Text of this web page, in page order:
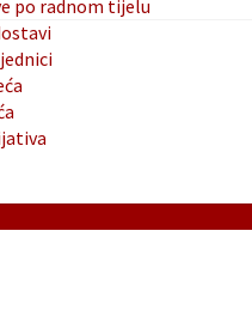
po radnom tijelu